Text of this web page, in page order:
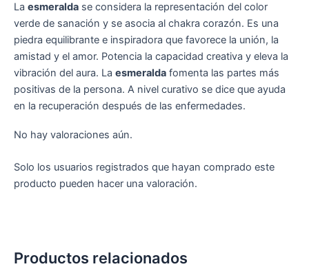
La esmeralda se considera la representación del color
verde de sanación y se asocia al chakra corazón. Es una
piedra equilibrante e inspiradora que favorece la unión, la
amistad y el amor. Potencia la capacidad creativa y eleva la
vibración del aura. La esmeralda fomenta las partes más
positivas de la persona. A nivel curativo se dice que ayuda
en la recuperación después de las enfermedades.
No hay valoraciones aún.
Solo los usuarios registrados que hayan comprado este
producto pueden hacer una valoración.
Productos relacionados